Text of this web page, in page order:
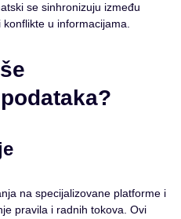
se sinhronizuju između
u informacijama.
na specijalizovane platforme i
pravila i radnih tokova. Ovi